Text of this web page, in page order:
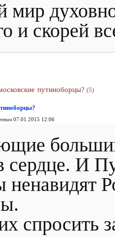
мир
и скорей
путиноборцы? (5)
07.01.2015 12:06
сердце. И
ненавидят
спросить